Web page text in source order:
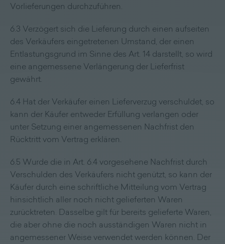
Vorlieferungen durchzuführen.
6.3 Verzögert sich die Lieferung durch einen aufseiten
des Verkäufers eingetretenen Umstand, der einen
Entlastungsgrund im Sinne des Art. 14 darstellt, so wird
eine angemessene Verlängerung der Lieferfrist
gewährt.
6.4 Hat der Verkäufer einen Lieferverzug verschuldet, so
kann der Käufer entweder Erfüllung verlangen oder
unter Setzung einer angemessenen Nachfrist den
Rücktritt vom Vertrag erklären.
6.5 Wurde die in Art. 6.4 vorgesehene Nachfrist durch
Verschulden des Verkäufers nicht genützt, so kann der
Käufer durch eine schriftliche Mitteilung vom Vertrag
hinsichtlich aller noch nicht gelieferten Waren
zurücktreten. Dasselbe gilt für bereits gelieferte Waren,
die aber ohne die noch ausständigen Waren nicht in
angemessener Weise verwendet werden können. Der